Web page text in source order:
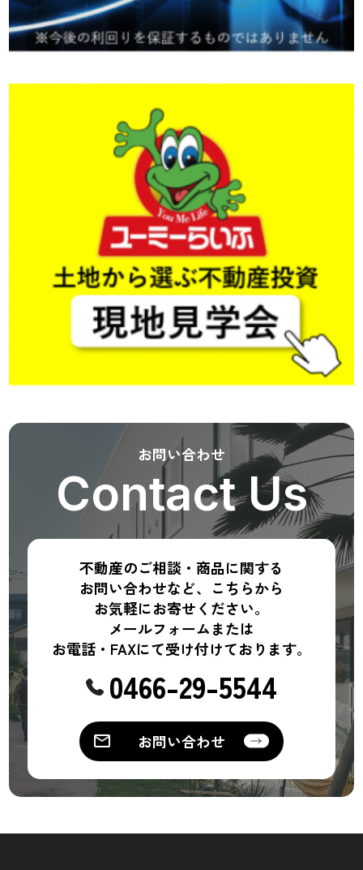
お問い合わせ
Contact Us
不動産のご相談・商品に関する
お問い合わせなど、こちらから
お気軽にお寄せください。
メールフォームまたは
お電話・FAXにて受け付けております。
0466-29-5544
お問い合わせ